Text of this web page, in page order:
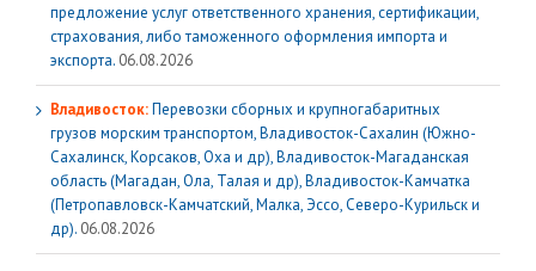
предложение услуг ответственного хранения, сертификации,
страхования, либо таможенного оформления импорта и
экспорта. 06.08.2026
Владивосток:Перевозки сборных и крупногабаритных
грузов морским транспортом, Владивосток-Сахалин (Южно-
Сахалинск, Корсаков, Оха и др), Владивосток-Магаданская
область (Магадан, Ола, Талая и др), Владивосток-Камчатка
(Петропавловск-Камчатский, Малка, Эссо, Северо-Курильск и
др). 06.08.2026